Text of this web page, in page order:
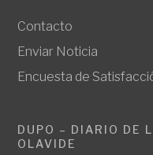
Contacto
Enviar Noticia
Encuesta de
DUPO – DIARIO DE
OLAVIDE